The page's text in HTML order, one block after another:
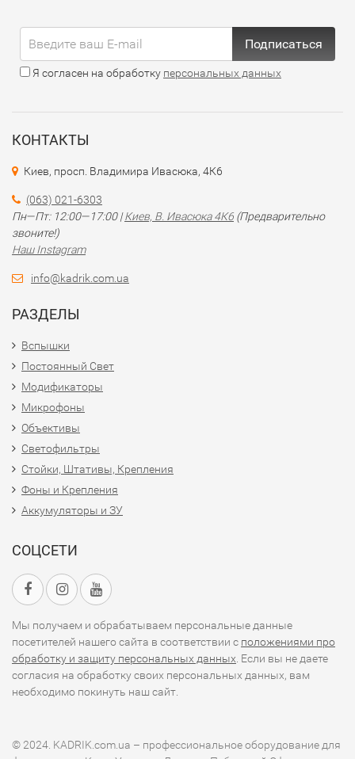
Подписаться
Я согласен на обработку персональных данных
КОНТАКТЫ
Киев, просп. Владимира Ивасюка, 4К6
(063) 021-6303
Пн—Пт: 12:00—17:00 |Киев, В. Ивасюка 4К6 (Предварительно
звоните!)
Наш Instagram
info@kadrik.com.ua
РАЗДЕЛЫ
Вспышки
Постоянный Свет
Модификаторы
Микрофоны
Объективы
Светофильтры
Стойки, Штативы, Крепления
Фоны и Крепления
Аккумуляторы и ЗУ
СОЦСЕТИ
Мы получаем и обрабатываем персональные данные
посетителей нашего сайта в соответствии с положениями про
обработку и защиту персональных данных . Если вы не даете
согласия на обработку своих персональных данных, вам
необходимо покинуть наш сайт.
© 2024. KADRIK.com.ua – профессиональное оборудование для